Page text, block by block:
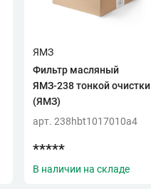
ЯМЗ
Фильтр масляный
ЯМЗ-238 тонкой очистки
(ЯМЗ)
арт. 238hbt1017010a4
*****
В наличии на складе